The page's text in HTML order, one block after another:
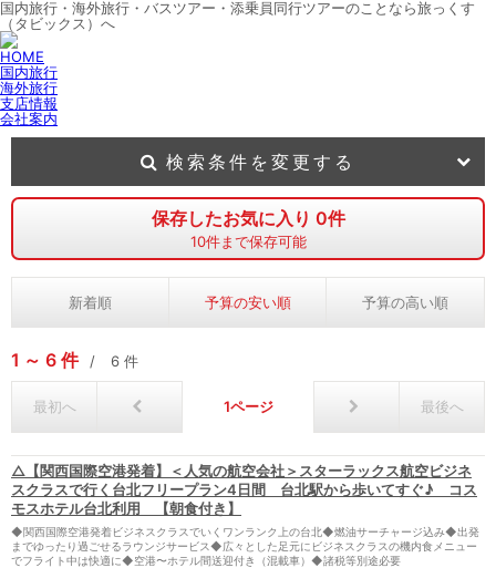
国内旅行・海外旅行・バスツアー・添乗員同行ツアーのことなら旅っくす
（タビックス）へ
HOME
国内旅行
海外旅行
支店情報
会社案内
保存したお気に入り 0件
10件まで保存可能
新着順 予算の安い順 予算の高い順
1 6 件 6 件
最初へ 1 最後へ
△【関西国際空港発着】＜人気の航空会社＞スターラックス航空ビジネ
スクラスで行く台北フリープラン4日間 台北駅から歩いてすぐ♪ コス
モスホテル台北利用 【朝食付き】
◆関西国際空港発着ビジネスクラスでいくワンランク上の台北◆燃油サーチャージ込み◆出発
までゆったり過ごせるラウンジサービス◆広々とした足元にビジネスクラスの機内食メニュー
でフライト中は快適に◆空港〜ホテル間送迎付き（混載車）◆諸税等別途必要
検索条件を変更する